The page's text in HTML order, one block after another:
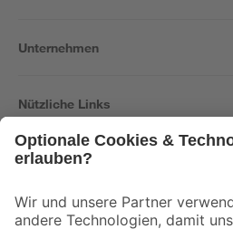
Unternehmen
Nützliche Links
Der toom Newsletter: Keine Angebote und